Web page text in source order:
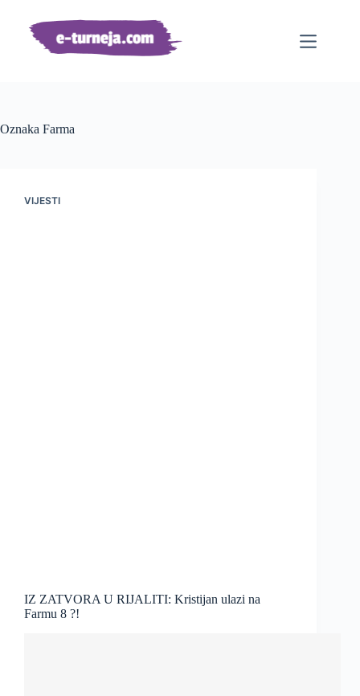
sadržaj
Oznaka Farma
VIJESTI
IZ ZATVORA U RIJALITI: Kristijan ulazi na
Farmu 8 ?!